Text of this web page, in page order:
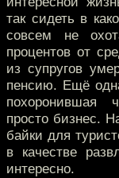
так сидеть в
совсем не
процентов от
из супругов
пенсию. Ещё
похоронившая
просто бизнес.
байки для
в качестве
интересно.